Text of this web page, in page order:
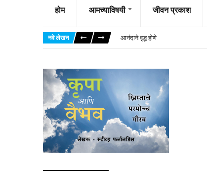
होम आमच्याविषयी जीवन प्रकाश
नवे लेखन
जेव्हा दुर्बलता आपल्याला ग्रासते
आनंदाने वृद्ध होणे
दररोजच्या निर्णयांमध्ये देव कसे चालवतो
अल्प आयुष्याची करुणा आणि सामर्थ्य
हे जग सोडायला भिऊ नका
एका देवभीरू सासूचे कौतुक
अधीरता म्हणजे नियंत्रण करण्यासाठी युद्ध
जेव्हा दुर्बलता आपल्याला ग्रासते
आपण अधिक चांगल्या नगराकडे पाहतो